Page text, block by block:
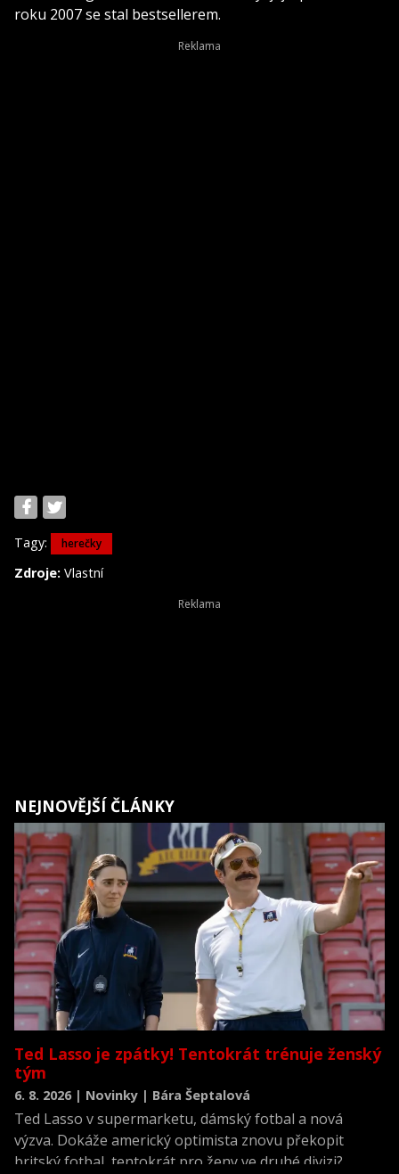
roku 2007 se stal bestsellerem.
Tagy: herečky
Zdroje: Vlastní
NEJNOVĚJŠÍ ČLÁNKY
Ted Lasso je zpátky! Tentokrát trénuje ženský
tým
6. 8. 2026 | Novinky | Bára Šeptalová
Ted Lasso v supermarketu, dámský fotbal a nová
výzva. Dokáže americký optimista znovu překopit
britský fotbal, tentokrát pro ženy ve druhé divizi?